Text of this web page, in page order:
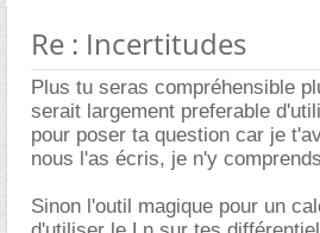
Re : Incertitudes
Plus tu seras compréhensible
serait largement preferable
pour poser ta question car je
nous l'as écris, je n'y
Sinon l'outil magique pour un